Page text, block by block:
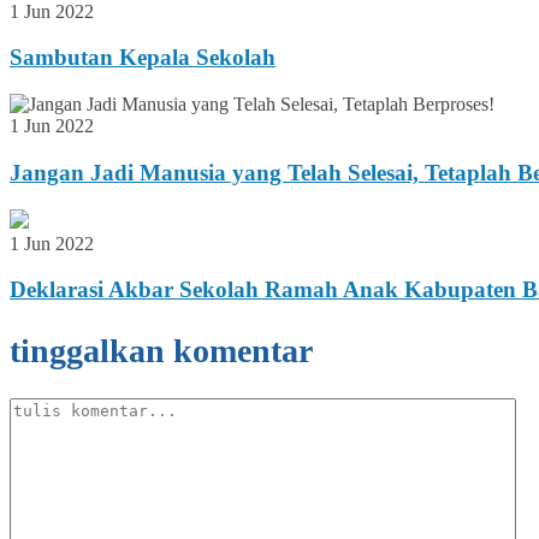
1 Jun 2022
Sambutan Kepala Sekolah
1 Jun 2022
Jangan Jadi Manusia yang Telah Selesai, Tetaplah
1 Jun 2022
Deklarasi Akbar Sekolah Ramah Anak Kabupaten
tinggalkan komentar